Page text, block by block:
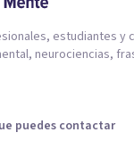
estudiantes y
neurociencias,
puedes contactar